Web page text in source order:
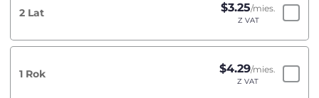
2 Lat $3.25/mies.
Z VAT
1 Rok $4.29/mies.
Z VAT